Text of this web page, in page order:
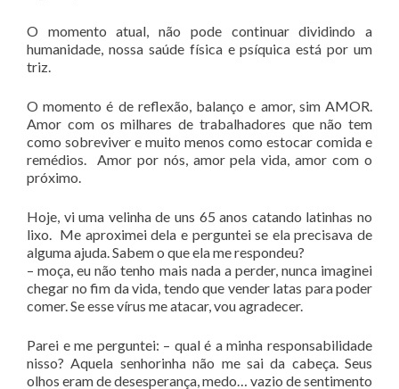
O momento atual, não pode continuar dividindo a
humanidade, nossa saúde física e psíquica está por um
triz.
O momento é de reflexão, balanço e amor, sim AMOR.
Amor com os milhares de trabalhadores que não tem
como sobreviver e muito menos como estocar comida e
remédios. Amor por nós, amor pela vida, amor com o
próximo.
Hoje, vi uma velinha de uns 65 anos catando latinhas no
lixo. Me aproximei dela e perguntei se ela precisava de
alguma ajuda. Sabem o que ela me respondeu?
– moça, eu não tenho mais nada a perder, nunca imaginei
chegar no fim da vida, tendo que vender latas para poder
comer. Se esse vírus me atacar, vou agradecer.
Parei e me perguntei: – qual é a minha responsabilidade
nisso? Aquela senhorinha não me sai da cabeça. Seus
olhos eram de desesperança, medo… vazio de sentimento